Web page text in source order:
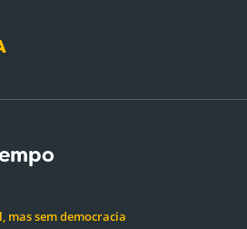
mas sem democracia